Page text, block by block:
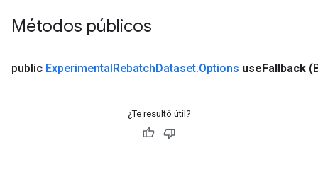
Métodos públicos
public ExperimentalRebatchDataset.Options useFallback
¿Te resultó útil?